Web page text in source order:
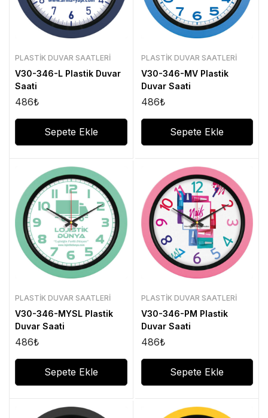
PLASTIK DUVAR SAATLERI
V30-346-L Plastik Duvar
Saati
486₺
Sepete Ekle
PLASTIK DUVAR SAATLERI
V30-346-MV Plastik
Duvar Saati
486₺
Sepete Ekle
PLASTIK DUVAR SAATLERI
V30-346-MYSL Plastik
Duvar Saati
486₺
Sepete Ekle
PLASTIK DUVAR SAATLERI
V30-346-PM Plastik
Duvar Saati
486₺
Sepete Ekle